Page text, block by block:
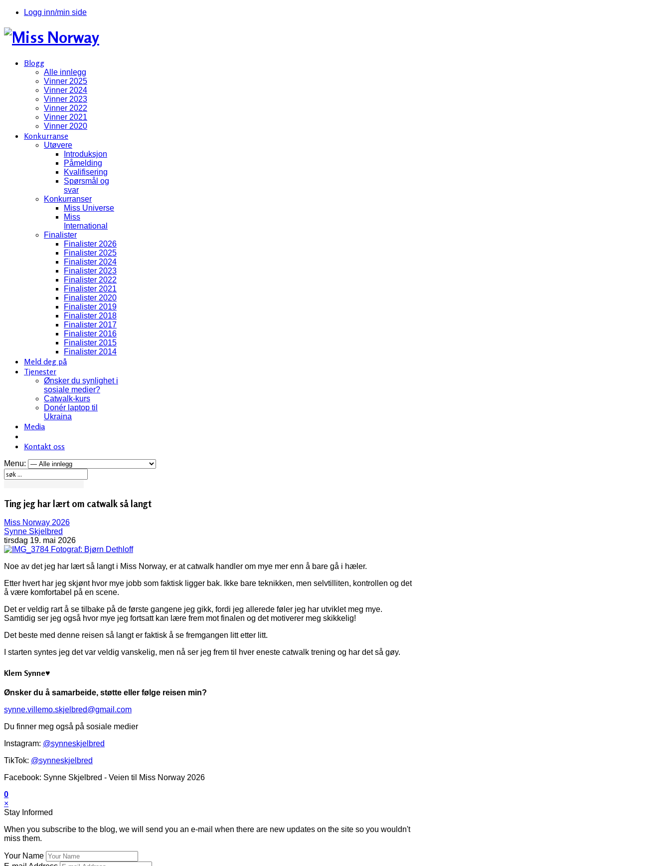
Logg inn/min side
Blogg
Alle innlegg
Vinner 2025
Vinner 2024
Vinner 2023
Vinner 2022
Vinner 2021
Vinner 2020
Konkurranse
Utøvere
Introduksjon
Påmelding
Kvalifisering
Spørsmål og
svar
Konkurranser
Miss Universe
Miss
International
Finalister
Finalister 2026
Finalister 2025
Finalister 2024
Finalister 2023
Finalister 2022
Finalister 2021
Finalister 2020
Finalister 2019
Finalister 2018
Finalister 2017
Finalister 2016
Finalister 2015
Finalister 2014
Meld deg på
Tjenester
Ønsker du synlighet i
sosiale medier?
Catwalk-kurs
Donér laptop til
Ukraina
Media
Kontakt oss
Menu:
Ting jeg har lært om catwalk så langt
Miss Norway 2026
Synne Skjelbred
tirsdag 19. mai 2026
Fotograf: Bjørn Dethloff
Noe av det jeg har lært så langt i Miss Norway, er at catwalk handler om mye mer enn å bare gå i hæler.
Etter hvert har jeg skjønt hvor mye jobb som faktisk ligger bak. Ikke bare teknikken, men selvtilliten, kontrollen og det
å være komfortabel på en scene.
Det er veldig rart å se tilbake på de første gangene jeg gikk, fordi jeg allerede føler jeg har utviklet meg mye.
Samtidig ser jeg også hvor mye jeg fortsatt kan lære frem mot finalen og det motiverer meg skikkelig!
Det beste med denne reisen så langt er faktisk å se fremgangen litt etter litt.
I starten syntes jeg det var veldig vanskelig, men nå ser jeg frem til hver eneste catwalk trening og har det så gøy.
Klem Synne♥
Ønsker du å samarbeide, støtte eller følge reisen min?
synne.villemo.skjelbred@gmail.com
Du finner meg også på sosiale medier
Instagram: @synneskjelbred
TikTok: @synneskjelbred
Facebook: Synne Skjelbred - Veien til Miss Norway 2026
0
×
Stay Informed
When you subscribe to the blog, we will send you an e-mail when there are new updates on the site so you wouldn't
miss them.
Your Name